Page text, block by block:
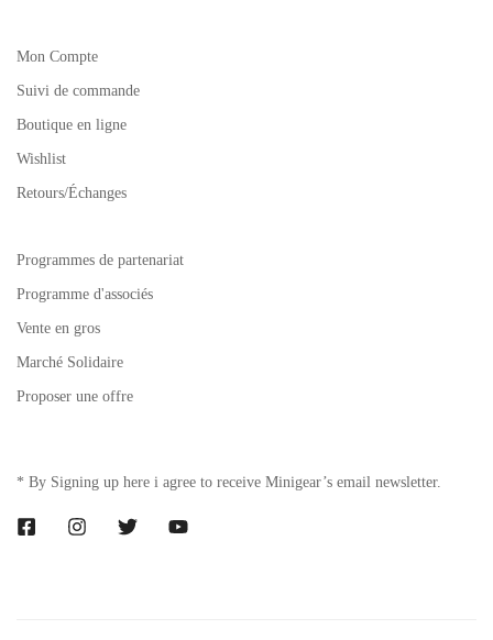
Mon Compte
Suivi de commande
Boutique en ligne
Wishlist
Retours/Échanges
Programmes de partenariat
Programme d'associés
Vente en gros
Marché Solidaire
Proposer une offre
* By Signing up here i agree to receive Minigear’s email newsletter.